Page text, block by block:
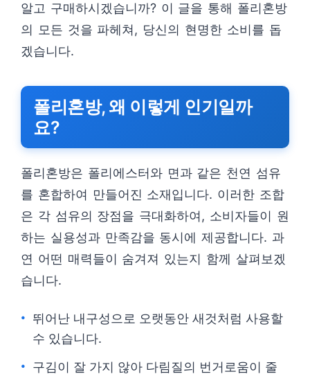
알고 구매하시겠습니까? 이 글을 통해 폴리혼방
의 모든 것을 파헤쳐, 당신의 현명한 소비를 돕
겠습니다.
폴리혼방, 왜 이렇게 인기일까
요?
폴리혼방은 폴리에스터와 면과 같은 천연 섬유
를 혼합하여 만들어진 소재입니다. 이러한 조합
은 각 섬유의 장점을 극대화하여, 소비자들이 원
하는 실용성과 만족감을 동시에 제공합니다. 과
연 어떤 매력들이 숨겨져 있는지 함께 살펴보겠
습니다.
뛰어난 내구성으로 오랫동안 새것처럼 사용할
수 있습니다.
구김이 잘 가지 않아 다림질의 번거로움이 줄